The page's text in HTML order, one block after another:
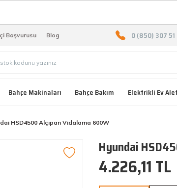
Başvurusu Blog 0 (850) 307 51
Bahçe Makinaları Bahçe Bakım Elektrikli Ev
HSD4500 Alçıpan Vidalama 600W
Hyundai
4.226,11 TL